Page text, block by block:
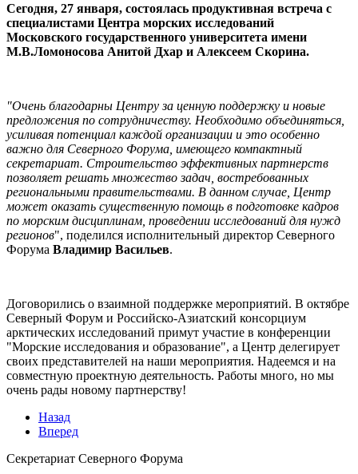
Сегодня, 27 января, состоялась продуктивная встреча с
специалистами Центра морских исследований
Московского государственного университета имени
М.В.Ломоносова Анитой Дхар и Алексеем Скорина.
"Очень благодарны Центру за ценную поддержку и новые
предложения по сотрудничеству. Необходимо объединяться,
усиливая потенциал каждой организации и это особенно
важно для Северного Форума, имеющего компактный
секретариат. Строительство эффективных партнерств
позволяет решать множество задач, востребованных
региональными правительствами. В данном случае, Центр
может оказать существенную помощь в подготовке кадров
по морским дисциплинам, проведении исследований для нужд
регионов", поделился исполнительный директор Северного
Форума Владимир Васильев.
Договорились о взаимной поддержке мероприятий. В октябре
Северный Форум и Российско-Азиатский консорциум
арктических исследований примут участие в конференции
"Морские исследования и образование", а Центр делегирует
своих представителей на наши мероприятия. Надеемся и на
совместную проектную деятельность. Работы много, но мы
очень рады новому партнерству!
Назад
Вперед
Секретариат Северного Форума